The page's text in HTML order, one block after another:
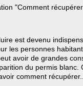
"Comment
est devenu
les personnes
avoir de grandes
du permis blanc.
comment récupérer...